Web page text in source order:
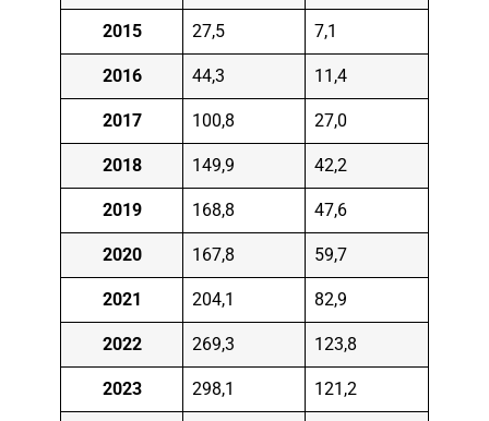
2015 27,5 7,1
2016 44,3 11,4
2017 100,8 27,0
2018 149,9 42,2
2019 168,8 47,6
2020 167,8 59,7
2021 204,1 82,9
2022 269,3 123,8
2023 298,1 121,2